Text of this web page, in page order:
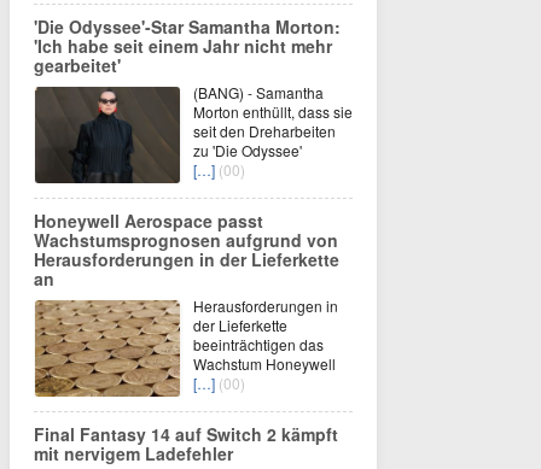
'Die Odyssee'-Star Samantha Morton:
'Ich habe seit einem Jahr nicht mehr
gearbeitet'
(BANG) - Samantha
Morton enthüllt, dass sie
seit den Dreharbeiten
zu 'Die Odyssee'
[…] (00)
Honeywell Aerospace passt
Wachstumsprognosen aufgrund von
Herausforderungen in der Lieferkette
an
Herausforderungen in
der Lieferkette
beeinträchtigen das
Wachstum Honeywell
[…] (00)
Final Fantasy 14 auf Switch 2 kämpft
mit nervigem Ladefehler